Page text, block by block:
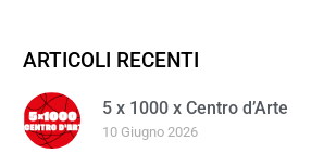
ARTICOLI RECENTI
5 x 1000 x Centro d’Arte
10 Giugno 2026